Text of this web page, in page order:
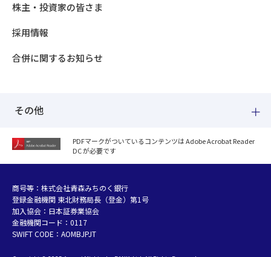
株主・投資家の皆さま
採用情報
合併に関するお知らせ
その他
紛失した場合
個人データおよび法人情報に関するグループ共同利用について
マネー・ローンダリング等及び金融犯罪の防止について
販売勧誘方針
お客さまの資産形成支援に向けた業務運営方針
PDFマークがついているコンテンツは Adobe Acrobat Reader
DC が必要です
商号等：株式会社青森みちのく銀行
登録金融機関 東北財務局長（登金）第1号
加入協会：日本証券業協会
金融機関コード：0117
SWIFT CODE：AOMBJPJT